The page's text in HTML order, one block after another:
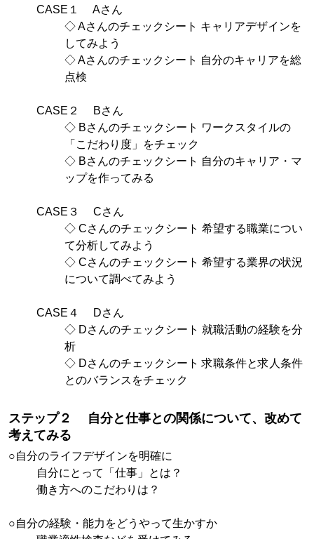
CASE１ Aさん
◇ Aさんのチェックシート キャリアデザインを
してみよう
◇ Aさんのチェックシート 自分のキャリアを総
点検
CASE２ Bさん
◇ Bさんのチェックシート ワークスタイルの
「こだわり度」をチェック
◇ Bさんのチェックシート 自分のキャリア・マ
ップを作ってみる
CASE３ Cさん
◇ Cさんのチェックシート 希望する職業につい
て分析してみよう
◇ Cさんのチェックシート 希望する業界の状況
について調べてみよう
CASE４ Dさん
◇ Dさんのチェックシート 就職活動の経験を分
析
◇ Dさんのチェックシート 求職条件と求人条件
とのバランスをチェック
ステップ２ 自分と仕事との関係について、改めて
考えてみる
○自分のライフデザインを明確に
自分にとって「仕事」とは？
働き方へのこだわりは？
○自分の経験・能力をどうやって生かすか